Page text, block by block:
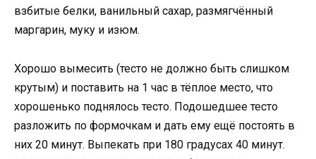
взбитые белки, ванильный сахар, размягчённый
маргарин, муку и изюм.
Хорошо вымесить (тесто не должно быть слишком
крутым) и поставить на 1 час в тёплое место, что
хорошенько поднялось тесто. Подошедшее тесто
разложить по формочкам и дать ему ещё постоять в
них 20 минут. Выпекать при 180 градусах 40 минут.